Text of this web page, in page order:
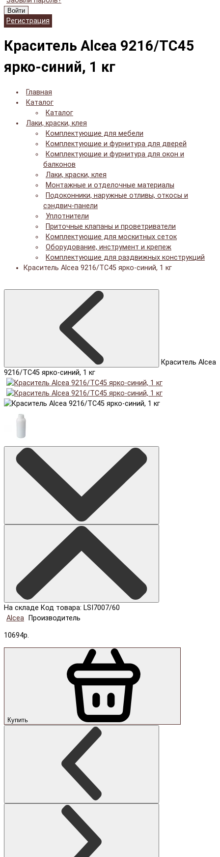
Войти
Регистрация
Краситель Alcea 9216/TC45
ярко-синий, 1 кг
Главная
Каталог
Каталог
Лаки, краски, клея
Комплектующие для мебели
Комплектующие и фурнитура для дверей
Комплектующие и фурнитура для окон и
балконов
Лаки, краски, клея
Монтажные и отделочные материалы
Подоконники, наружные отливы, откосы и
сэндвич-панели
Уплотнители
Приточные клапаны и проветриватели
Комплектующие для москитных сеток
Оборудование, инструмент и крепеж
Комплектующие для раздвижных конструкций
Краситель Alcea 9216/TC45 ярко-синий, 1 кг
Краситель Alcea
9216/TC45 ярко-синий, 1 кг
На складе Код товара: LSI7007/60
Alcea
Производитель
10694р.
Купить